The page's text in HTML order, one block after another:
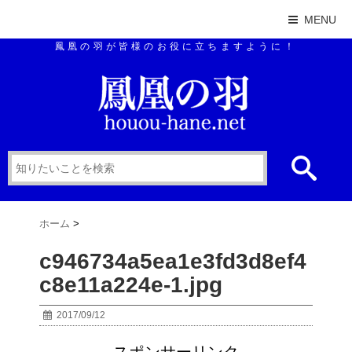
MENU
鳳凰の羽が皆様のお役に立ちますように！
ホーム >
c946734a5ea1e3fd3d8ef4
c8e11a224e-1.jpg
2017/09/12